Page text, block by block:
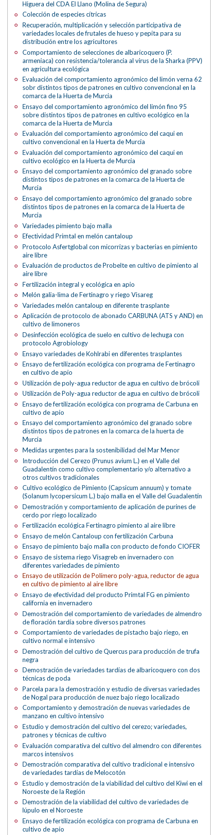
Higuera del CDA El Llano (Molina de Segura)
Colección de especies cítricas
Recuperación, multiplicación y selección participativa de
variedades locales de frutales de hueso y pepita para su
distribución entre los agricultores
Comportamiento de selecciones de albaricoquero (P.
armeniaca) con resistencia/tolerancia al virus de la Sharka (PPV)
en agricultura ecológica
Evaluación del comportamiento agronómico del limón verna 62
sobr distintos tipos de patrones en cultivo convencional en la
comarca de la Huerta de Murcia
Ensayo del comportamiento agronómico del limón fino 95
sobre distintos tipos de patrones en cultivo ecológico en la
comarca de la Huerta de Murcia
Evaluación del comportamiento agronómico del caqui en
cultivo convencional en la Huerta de Murcia
Evaluación del comportamiento agronómico del caqui en
cultivo ecológico en la Huerta de Murcia
Ensayo del comportamiento agronómico del granado sobre
distintos tipos de patrones en la comarca de la Huerta de
Murcia
Ensayo del comportamiento agronómico del granado sobre
distintos tipos de patrones en la comarca de la Huerta de
Murcia
Variedades pimiento bajo malla
Efectividad Primtal en melón cantaloup
Protocolo Asfertglobal con micorrizas y bacterias en pimiento
aire libre
Evaluación de productos de Probelte en cultivo de pimiento al
aire libre
Fertilización integral y ecológica en apio
Melón galia-lima de Fertinagro y riego Visareg
Variedades melón cantaloup en diferente trasplante
Aplicación de protocolo de abonado CARBUNA (ATS y AND) en
cultivo de limoneros
Desinfección ecológica de suelo en cultivo de lechuga con
protocolo Agrobiology
Ensayo variedades de Kohlrabi en diferentes trasplantes
Ensayo de fertilización ecológica con programa de Fertinagro
en cultivo de apio
Utilización de poly-agua reductor de agua en cultivo de brócoli
Utilización de Poly-agua reductor de agua en cultivo de brócoli
Ensayo de fertilización ecológica con programa de Carbuna en
cultivo de apio
Ensayo del comportamiento agronómico del granado sobre
distintos tipos de patrones en la comarca de la huerta de
Murcia
Medidas urgentes para la sostenibilidad del Mar Menor
Introducción del Cerezo (Prunus avium L.) en el Valle del
Guadalentín como cultivo complementario y/o alternativo a
otros cultivos tradicionales
Cultivo ecológico de Pimiento (Capsicum annuum) y tomate
(Solanum lycopersicum L.) bajo malla en el Valle del Guadalentín
Demostración y comportamiento de aplicación de purines de
cerdo por riego localizado
Fertilización ecológica Fertinagro pimiento al aire libre
Ensayo de melón Cantaloup con fertilización Carbuna
Ensayo de pimiento bajo malla con producto de fondo CIOFER
Ensayo de sistema riego Visagreb en invernadero con
diferentes variedades de pimiento
Ensayo de utilización de Polímero poly-agua, reductor de agua
en cultivo de pimiento al aire libre
Ensayo de efectividad del producto Primtal FG en pimiento
california en invernadero
Demostración del comportamiento de variedades de almendro
de floración tardía sobre diversos patrones
Comportamiento de variedades de pistacho bajo riego, en
cultivo normal e intensivo
Demostración del cultivo de Quercus para producción de trufa
negra
Demostración de variedades tardías de albaricoquero con dos
técnicas de poda
Parcela para la demostración y estudio de diversas variedades
de Nogal para producción de nuez bajo riego localizado
Comportamiento y demostración de nuevas variedades de
manzano en cultivo intensivo
Estudio y demostración del cultivo del cerezo; variedades,
patrones y técnicas de cultivo
Evaluación comparativa del cultivo del almendro con diferentes
marcos intensivos
Demostración comparativa del cultivo tradicional e intensivo
de variedades tardías de Melocotón
Estudio y demostración de la viabilidad del cultivo del Kiwi en el
Noroeste de la Región
Demostración de la viabilidad del cultivo de variedades de
lúpulo en el Noroeste
Ensayo de fertilización ecológica con programa de Carbuna en
cultivo de apio